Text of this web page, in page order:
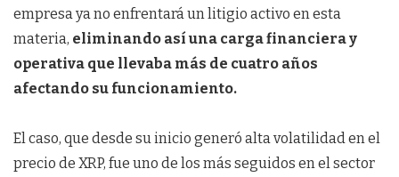
empresa ya no enfrentará un litigio activo en esta
materia, eliminando así una carga financiera y
operativa que llevaba más de cuatro años
afectando su funcionamiento.
El caso, que desde su inicio generó alta volatilidad en el
precio de XRP, fue uno de los más seguidos en el sector